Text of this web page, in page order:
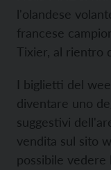
l'olandese
francese
Tixier, al rientro
I biglietti del
diventare uno
suggestivi
vendita sul sito
possibile vedere